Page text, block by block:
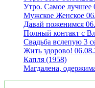
Утро. Самое лучшее
Мужское Женское
Давай поженимся
Полный контакт с
Свадьба вслепую 3
Жить здорово!
Капля (1958)
Магдалена,